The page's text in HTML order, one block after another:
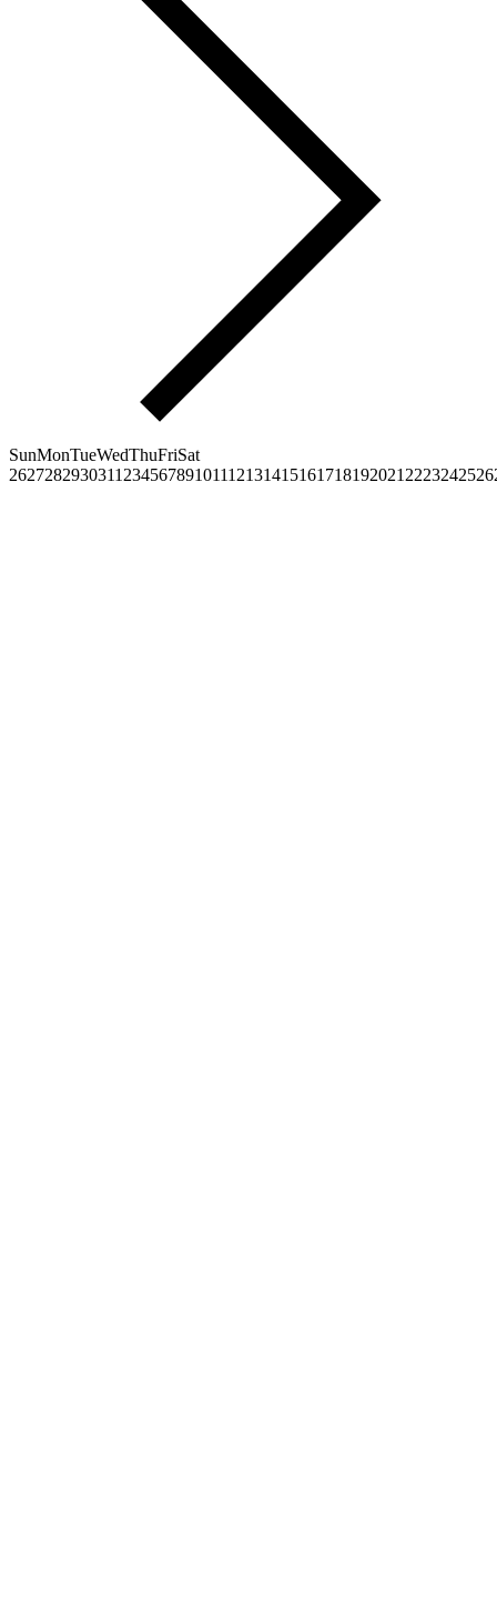
SunMonTueWedThuFriSat
2627282930311 23456789101112131415161718192021 2223242526